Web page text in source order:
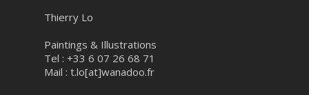
Thierry Lo
Paintings & Illustrations
Tel : +33 6 07 26 68 71
Mail : t.lo[at]wanadoo.fr